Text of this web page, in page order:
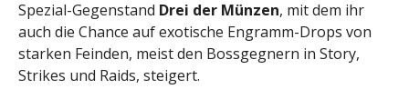
Spezial-Gegenstand Drei der Münzen, mit dem ihr
auch die Chance auf exotische Engramm-Drops von
starken Feinden, meist den Bossgegnern in Story,
Strikes und Raids, steigert.